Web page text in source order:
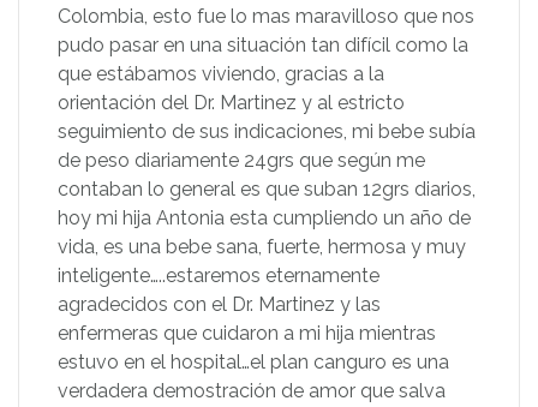
Colombia, esto fue lo mas maravilloso que nos
pudo pasar en una situación tan difícil como la
que estábamos viviendo, gracias a la
orientación del Dr. Martinez y al estricto
seguimiento de sus indicaciones, mi bebe subía
de peso diariamente 24grs que según me
contaban lo general es que suban 12grs diarios,
hoy mi hija Antonia esta cumpliendo un año de
vida, es una bebe sana, fuerte, hermosa y muy
inteligente…..estaremos eternamente
agradecidos con el Dr. Martinez y las
enfermeras que cuidaron a mi hija mientras
estuvo en el hospital…el plan canguro es una
verdadera demostración de amor que salva